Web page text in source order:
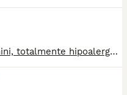
Preciosos cachorritos de raza mini, totalmente hipoalergénicos y no sueltan pelo, con un carácter espectacular, vacunados y desparasitados. DESDE 600e